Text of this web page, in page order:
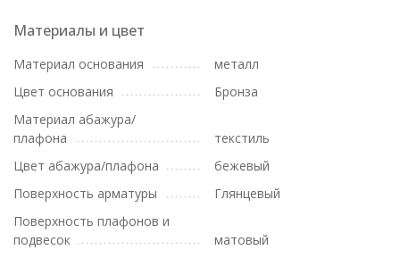
Материалы и цвет
Материал основания
металл
Цвет основания
Бронза
Материал абажура/
плафона
текстиль
Цвет абажура/плафона
бежевый
Поверхность арматуры
Глянцевый
Поверхность плафонов и
подвесок
матовый